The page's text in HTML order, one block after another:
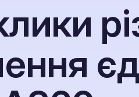
лики рі
ення є